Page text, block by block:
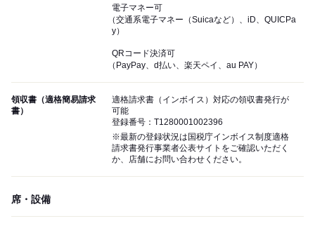
電子マネー可
（交通系電子マネー（Suicaなど）、iD、QUICPa
y）
QRコード決済可
（PayPay、d払い、楽天ペイ、au PAY）
領収書（適格簡易請求
書）
適格請求書（インボイス）対応の領収書発行が
可能
登録番号：T1280001002396
※最新の登録状況は国税庁インボイス制度適格
請求書発行事業者公表サイトをご確認いただく
か、店舗にお問い合わせください。
席・設備